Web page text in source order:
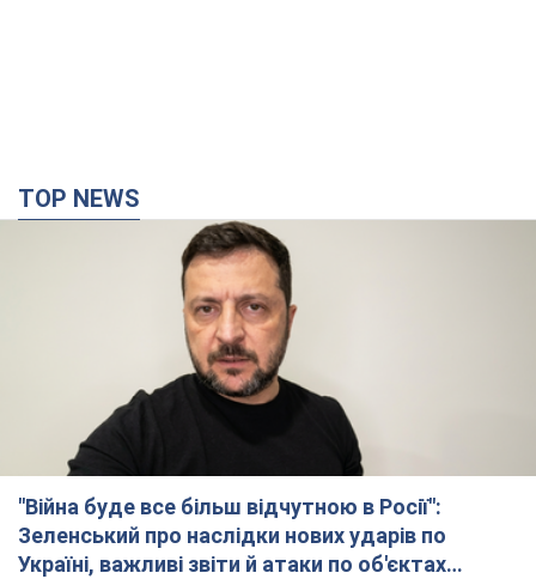
TOP NEWS
"Війна буде все більш відчутною в Росії":
Зеленський про наслідки нових ударів по
Україні, важливі звіти й атаки по об'єктах